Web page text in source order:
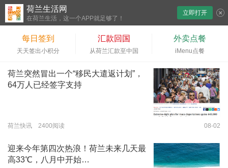
荷兰生活网
在荷兰生活，这一个APP就足够了！
立即打开
每日签到
天天签出小积分
汇款回国
从荷兰汇款至中国
外卖点餐
iMenu点餐
荷兰突然冒出一个“移民大遣返计划”，
64万人已经签字支持
荷兰快讯 2400阅读 08-02
迎来今年第四次热浪！荷兰未来几天最
高33℃，八月中开始…